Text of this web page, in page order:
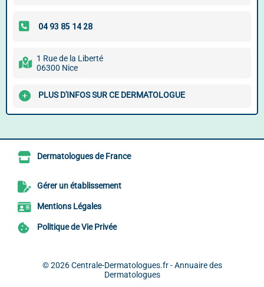
1 Rue de la Liberté
06300 Nice
PLUS D'INFOS SUR CE DERMATOLOGUE
Dermatologues de France
Gérer un établissement
Mentions Légales
Politique de Vie Privée
© 2026 Centrale-Dermatologues.fr - Annuaire des
Dermatologues